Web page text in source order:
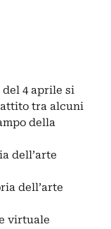
4 aprile si
tra alcuni
della
dell’arte
dell’arte
virtuale